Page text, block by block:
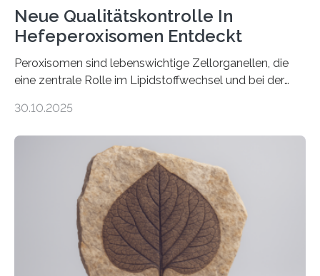
Neue Qualitätskontrolle In
Hefeperoxisomen Entdeckt
Peroxisomen sind lebenswichtige Zellorganellen, die
eine zentrale Rolle im Lipidstoffwechsel und bei der
erfüllen können, müssen zahlreiche Enzyme präzise in
der Ruhr-Universität Bochum um Prof. Dr. Ralf Erdmann
und Dr. Ismaila Francis Yusuf hat nun einen bislang
unbekannten Qualitätskontrollmechanismus des
peroxisomalen Proteintransports in der Bäckerhefe
Saccharomyces cerevisiae entdeckt, der für die
Funktionsfähigkeit der Organellen entscheidend ist. Die
Studie wurde am 28. Oktober 2025 in der
Fachzeitschrift…
30.10.2025